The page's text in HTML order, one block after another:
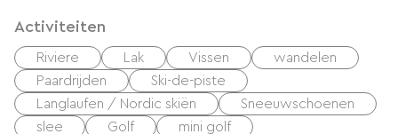
Activiteiten
Riviere Lak Vissen
wandelen
Paardrijden
Ski-de-piste
Langlaufen / Nordic skiën
Sneeuwschoenen
slee
Golf
mini golf